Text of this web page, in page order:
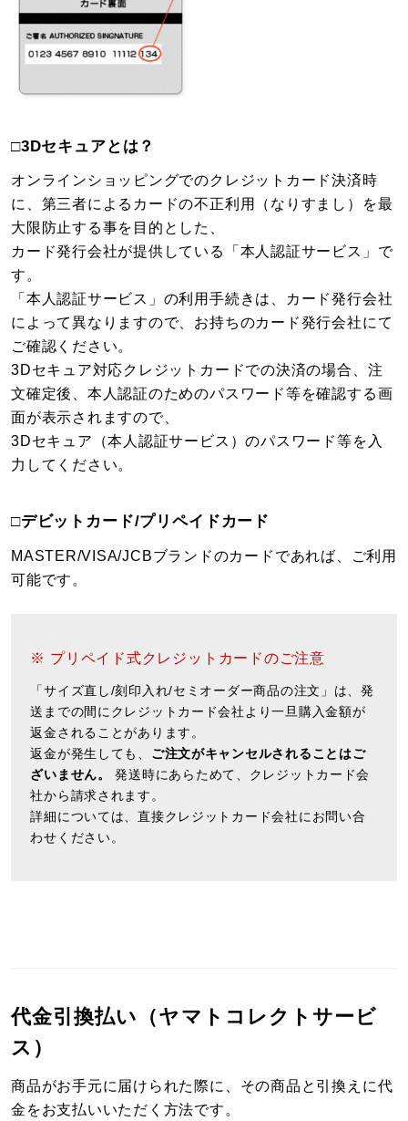
□3Dセキュアとは？
オンラインショッピングでのクレジットカード決済時
に、第三者によるカードの不正利用（なりすまし）を最
大限防止する事を目的とした、
カード発行会社が提供している「本人認証サービス」で
す。
「本人認証サービス」の利用手続きは、カード発行会社
によって異なりますので、お持ちのカード発行会社にて
ご確認ください。
3Dセキュア対応クレジットカードでの決済の場合、注
文確定後、本人認証のためのパスワード等を確認する画
面が表示されますので、
3Dセキュア（本人認証サービス）のパスワード等を入
力してください。
□デビットカード/プリペイドカード
MASTER/VISA/JCBブランドのカードであれば、ご利用
可能です。
※ プリペイド式クレジットカードのご注意
「サイズ直し/刻印入れ/セミオーダー商品の注文」は、発
送までの間にクレジットカード会社より一旦購入金額が
返金されることがあります。
返金が発生しても、 ご注文がキャンセルされることはご
ざいません。発送時にあらためて、クレジットカード会
社から請求されます。
詳細については、直接クレジットカード会社にお問い合
わせください。
代金引換払い（ヤマトコレクトサービ
ス）
商品がお手元に届けられた際に、その商品と引換えに代
金をお支払いいただく方法です。